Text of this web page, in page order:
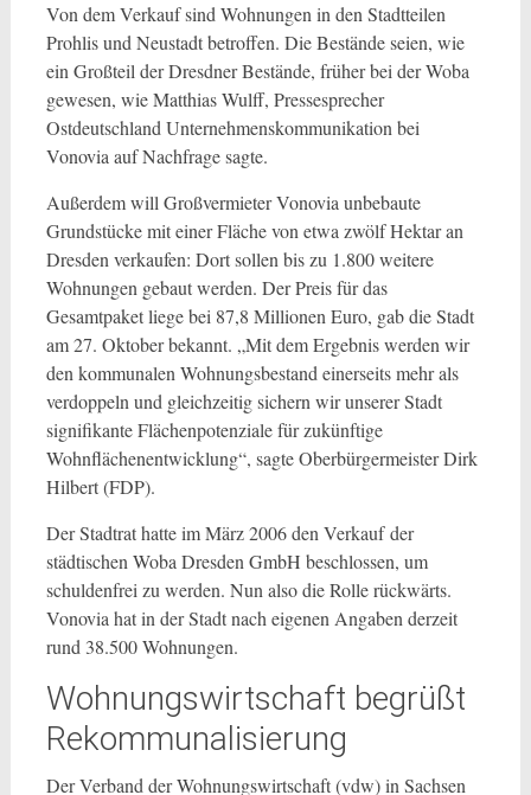
Von dem Verkauf sind Wohnungen in den Stadtteilen
Prohlis und Neustadt betroffen. Die Bestände seien, wie
ein Großteil der Dresdner Bestände, früher bei der Woba
gewesen, wie Matthias Wulff, Pressesprecher
Ostdeutschland Unternehmenskommunikation bei
Vonovia auf Nachfrage sagte.
Außerdem will Großvermieter Vonovia unbebaute
Grundstücke mit einer Fläche von etwa zwölf Hektar an
Dresden verkaufen: Dort sollen bis zu 1.800 weitere
Wohnungen gebaut werden. Der Preis für das
Gesamtpaket liege bei 87,8 Millionen Euro, gab die Stadt
am 27. Oktober bekannt. „Mit dem Ergebnis werden wir
den kommunalen Wohnungsbestand einerseits mehr als
verdoppeln und gleichzeitig sichern wir unserer Stadt
signifikante Flächenpotenziale für zukünftige
Wohnflächenentwicklung“, sagte Oberbürgermeister Dirk
Hilbert (FDP).
Der Stadtrat hatte im März 2006 den Verkauf der
städtischen Woba Dresden GmbH beschlossen, um
schuldenfrei zu werden. Nun also die Rolle rückwärts.
Vonovia hat in der Stadt nach eigenen Angaben derzeit
rund 38.500 Wohnungen.
Wohnungswirtschaft begrüßt
Rekommunalisierung
Der Verband der Wohnungswirtschaft (vdw) in Sachsen